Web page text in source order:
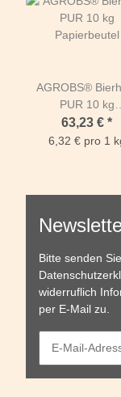
AGROBS®
PUR 10 kg
Papierbeutel
63,23 € *
6,32 € pro 1
Bitte senden
widerruflich
per E-Mail zu.